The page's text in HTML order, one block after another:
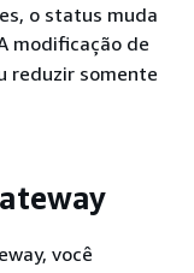
o status muda
modificação de
reduzir somente
você